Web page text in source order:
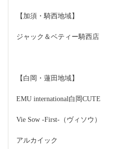
【加須・騎西地域】
ジャック＆ベティー騎西店
【白岡・蓮田地域】
EMU international白岡CUTE
Vie Sow -First-（ヴィソウ）
アルカイック